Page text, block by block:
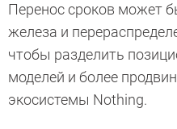
Перенос сроков может
железа и
чтобы разделить
моделей и более
экосистемы Nothing.